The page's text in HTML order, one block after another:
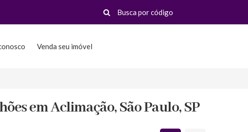
Venda seu imóvel
em Aclimação, São Paulo, SP